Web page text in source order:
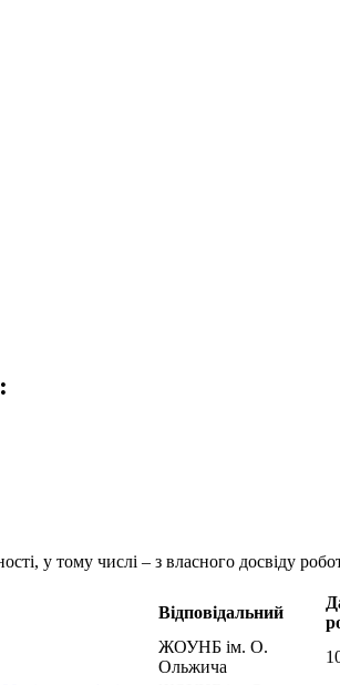
у тому числі – з власного досвіду
Відповідальний
ЖОУНБ ім. О.
Ольжича